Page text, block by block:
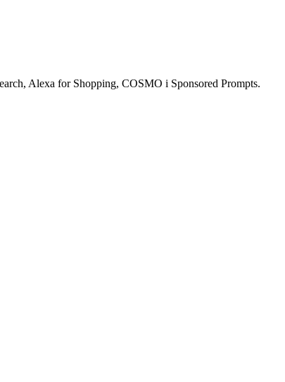
Alexa for Shopping, COSMO i Sponsored Prompts.